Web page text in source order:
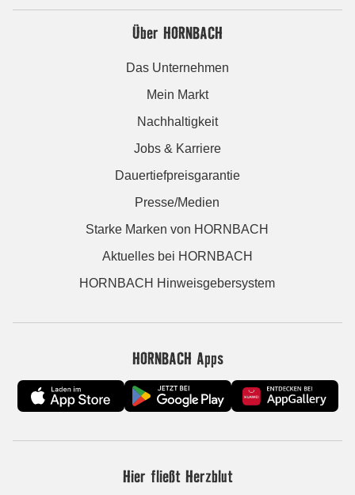
Über HORNBACH
Das Unternehmen
Mein Markt
Nachhaltigkeit
Jobs & Karriere
Dauertiefpreisgarantie
Presse/Medien
Starke Marken von HORNBACH
Aktuelles bei HORNBACH
HORNBACH Hinweisgebersystem
HORNBACH Apps
Hier fließt Herzblut